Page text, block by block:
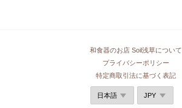
和食器のお店 Soil浅草について
プライバシーポリシー
特定商取引法に基づく表記